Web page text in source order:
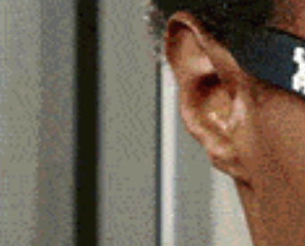
2026, 17:55
| 28 marzo 2026. Sala consiliare gremita
per l’appuntamento promosso da
Imprese Sassari…
Facebook
WhatsApp
Telegram
EmailThreads